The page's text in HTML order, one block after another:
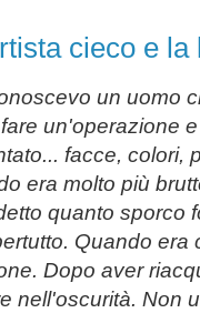
cieco e
un uomo
un'operazione
facce, colori,
era molto più
quanto sporco
Quando era
Dopo aver
nell'oscurità. Non